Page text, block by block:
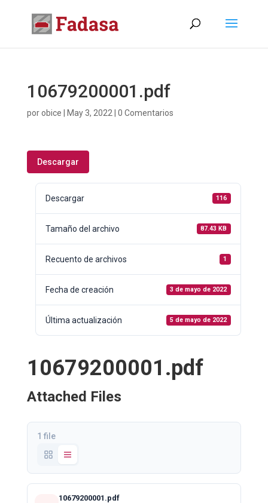
10679200001.pdf
porobice May 3, 2022 0 Comentarios
Descargar
Descargar 116
Tamaño del archivo 87.43 KB
Recuento de archivos 1
Fecha de creación 3 de mayo de 2022
Última actualización 5 de mayo de 2022
10679200001.pdf
Attached Files
1 file
10679200001.pdf